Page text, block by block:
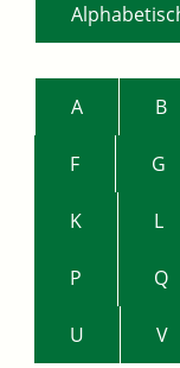
A B
F G
K L
P Q
U V